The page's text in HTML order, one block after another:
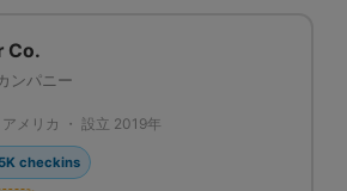
Co.
ンパニー
メリカ ・ 設立 2019年
checkins